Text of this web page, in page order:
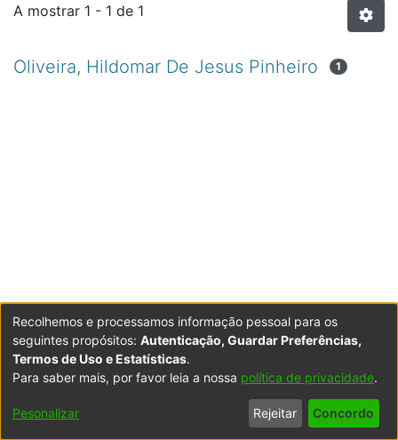
A mostrar 1 - 1 de 1
Oliveira, Hildomar De Jesus Pinheiro 1
Powered by DSpace Copyright © 2003-2026LYRASIS
Configurações
Política de
Privacidade
Termos
de Uso
Contacte-
nos
Recolhemos e processamos informação pessoal para os
seguintes propósitos: Autenticação, Guardar Preferências,
Termos de Uso e Estatísticas.
Para saber mais, por favor leia a nossa política de privacidade.
Pesonalizar Rejeitar Concordo